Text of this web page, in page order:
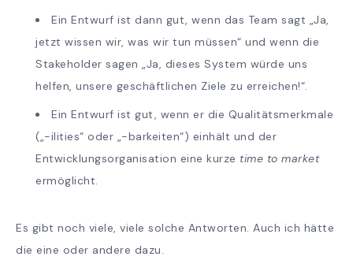
Ein Entwurf ist dann gut, wenn das Team sagt „Ja,
jetzt wissen wir, was wir tun müssen“ und wenn die
Stakeholder sagen „Ja, dieses System würde uns
helfen, unsere geschäftlichen Ziele zu erreichen!“.
Ein Entwurf ist gut, wenn er die Qualitätsmerkmale
(„-ilities“ oder „-barkeiten“) einhält und der
Entwicklungsorganisation eine kurze time to market
ermöglicht.
Es gibt noch viele, viele solche Antworten. Auch ich hätte
die eine oder andere dazu.